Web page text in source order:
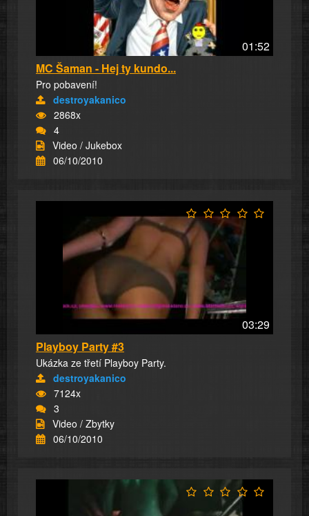
01:52
MC Šaman - Hej ty kundo...
Pro pobavení!
destroyakanico
2868x
4
Video / Jukebox
06/10/2010
03:29
Playboy Party #3
Ukázka ze třetí Playboy Party.
destroyakanico
7124x
3
Video / Zbytky
06/10/2010